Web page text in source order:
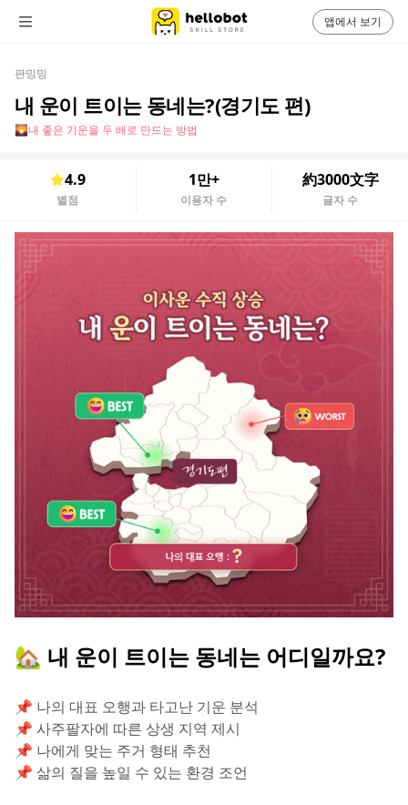
판밍밍
내 운이 트이는 동네는?(경기도 편)
🌄내 좋은 기운을 두 배로 만드는 방법
4.9
별점
1만+
이용자 수
約3000文字
글자 수
🏡 내 운이 트이는 동네는 어디일까요?
📌 나의 대표 오행과 타고난 기운 분석
📌 사주팔자에 따른 상생 지역 제시
📌 나에게 맞는 주거 형태 추천
📌 삶의 질을 높일 수 있는 환경 조언
앱에서 보기